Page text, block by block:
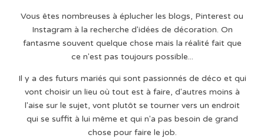
Vous êtes nombreuses à éplucher les blogs, Pinterest ou
Instagram à la recherche d'idées de décoration. On
fantasme souvent quelque chose mais la réalité fait que
ce n'est pas toujours possible...
Il y a des futurs mariés qui sont passionnés de déco et qui
vont choisir un lieu où tout est à faire, d'autres moins à
l'aise sur le sujet, vont plutôt se tourner vers un endroit
qui se suffit à lui même et qui n'a pas besoin de grand
chose pour faire le job.